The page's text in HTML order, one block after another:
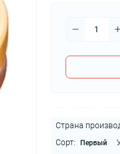
Страна
Сорт: Первый